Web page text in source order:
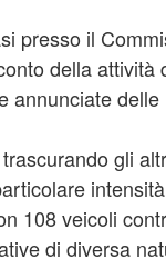
presso il
della attività
annunciate
gli
108 veicoli
di diversa